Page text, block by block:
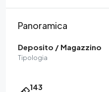
Panoramica
Deposito / Magazzino
Tipologia
143